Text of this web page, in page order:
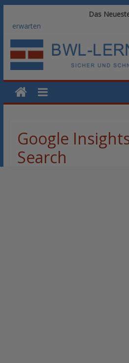
Das
Vom BWL-Studium zur
Rechnungswesen im BWL-
Finanzbuchhaltung
KI-Kompetenz im BWL-Studium:
Datenanalyse verstehen
Methoden der Personalentwicklung:
klassische Präsenzschulung im
Google
Search